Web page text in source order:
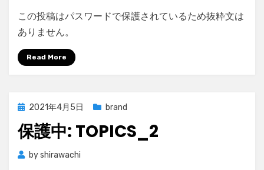
この投稿はパスワードで保護されているため抜粋文は
ありません。
Read More
Posted
2021年4月5日 brand
保護中: TOPICS_2
byshirawachi